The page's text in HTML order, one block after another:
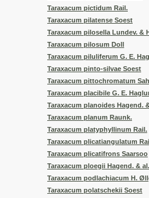
Taraxacum pictidum Rail.
Taraxacum pilatense Soest
Taraxacum pilosella Lundev. &
Taraxacum pilosum Doll
Taraxacum piluliferum G. E.
Taraxacum pinto-silvae Soest
Taraxacum pittochromatum
Taraxacum placibile G. E.
Taraxacum planoides Hagend.
Taraxacum planum Raunk.
Taraxacum platyphyllinum Rail.
Taraxacum plicatiangulatum
Taraxacum plicatifrons Saarsoo
Taraxacum ploegii Hagend. & al.
Taraxacum podlachiacum H.
Taraxacum polatschekii Soest